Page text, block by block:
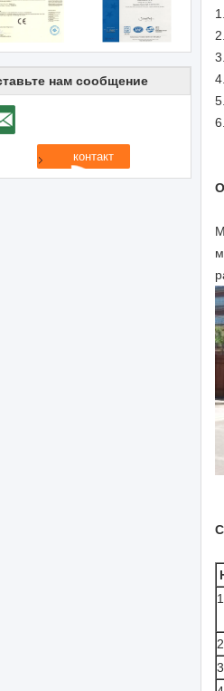
нам сообщение
1.
2.
3.